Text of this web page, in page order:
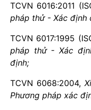
TCVN 6016:2011
pháp thử - Xác định
TCVN 6017:1995
pháp thử - Xác
định;
TCVN 6068:2004,
Phương pháp xác